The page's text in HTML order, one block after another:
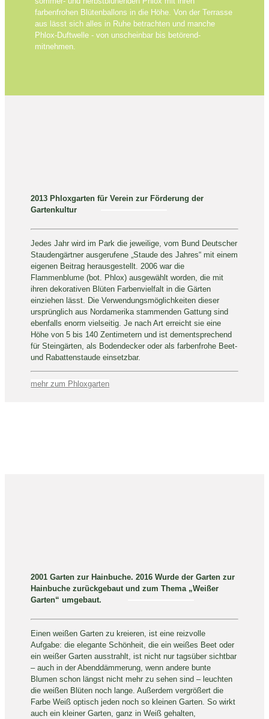
farbenfrohen Blütenballons in die Höhe. Von der Terrasse
aus lässt sich alles in Ruhe betrachten und manche
Phlox-Duftwelle - von unscheinbar bis betörend-
mitnehmen.
2013 Phloxgarten für Verein zur Förderung der
Gartenkultur
Jedes Jahr wird im Park die jeweilige, vom Bund Deutscher
Staudengärtner ausgerufene „Staude des Jahres“ mit einem
eigenen Beitrag herausgestellt. 2006 war die
Flammenblume (bot. Phlox) ausgewählt worden, die mit
ihren dekorativen Blüten Farbenvielfalt in die Gärten
einziehen lässt. Die Verwendungsmöglichkeiten dieser
ursprünglich aus Nordamerika stammenden Gattung sind
ebenfalls enorm vielseitig. Je nach Art erreicht sie eine
Höhe von 5 bis 140 Zentimetern und ist dementsprechend
für Steingärten, als Bodendecker oder als farbenfrohe Beet-
und Rabattenstaude einsetzbar.
mehr zum Phloxgarten
2001 Garten zur Hainbuche. 2016 Wurde der Garten zur
Hainbuche zurückgebaut und zum Thema „Weißer
Garten“ umgebaut.
Einen weißen Garten zu kreieren, ist eine reizvolle
Aufgabe: die elegante Schönheit, die ein weißes Beet oder
ein weißer Garten ausstrahlt, ist nicht nur tagsüber sichtbar
– auch in der Abenddämmerung, wenn andere bunte
Blumen schon längst nicht mehr zu sehen sind – leuchten
die weißen Blüten noch lange. Außerdem vergrößert die
Farbe Weiß optisch jeden noch so kleinen Garten. So wirkt
auch ein kleiner Garten, ganz in Weiß gehalten,